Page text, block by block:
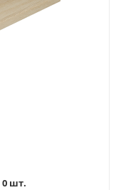
0 шт.